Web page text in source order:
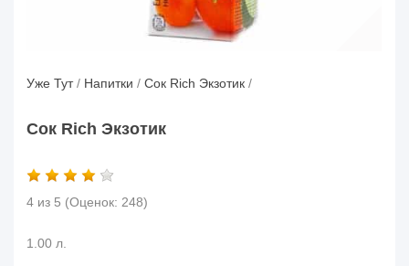
Уже Тут/ Напитки / Сок Rich Экзотик /
Сок Rich Экзотик
4 из 5 (Оценок: 248)
1.00 л.